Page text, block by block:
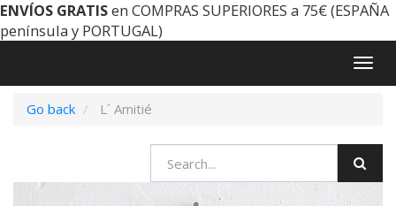
ENVÍOS GRATISen COMPRAS SUPERIORES a 75€ (ESPAÑA
península y PORTUGAL)
Go back
L´ Amitié